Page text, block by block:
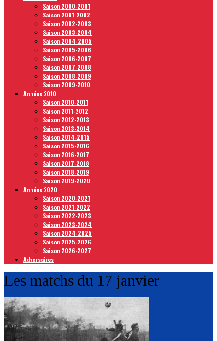
Saison 2000-2001
Saison 2001-2002
Saison 2002-2003
Saison 2003-2004
Saison 2004-2005
Saison 2005-2006
Saison 2006-2007
Saison 2007-2008
Saison 2008-2009
Saison 2009-2010
Années 2010
Saison 2010-2011
Saison 2011-2012
Saison 2012-2013
Saison 2013-2014
Saison 2014-2015
Saison 2015-2016
Saison 2016-2017
Saison 2017-2018
Saison 2018-2019
Saison 2019-2020
Années 2020
Saison 2020-2021
Saison 2021-2022
Saison 2022-2023
Saison 2023-2024
Saison 2024-2025
Saison 2025-2026
Saison 2026-2027
Adversaires
Les matchs du 17 janvier